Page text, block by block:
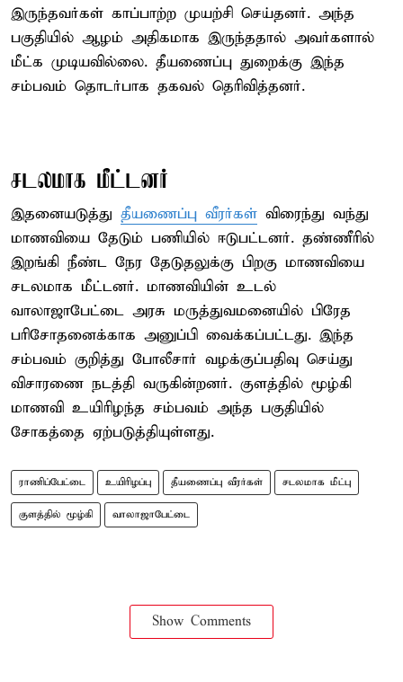
இருந்தவர்கள் காப்பாற்ற முயற்சி செய்தனர். அந்த
பகுதியில் ஆழம் அதிகமாக இருந்ததால் அவர்களால்
மீட்க முடியவில்லை. தீயணைப்பு துறைக்கு இந்த
சம்பவம் தொடர்பாக தகவல் தெரிவித்தனர்.
சடலமாக மீட்டனர்
இதனையடுத்து தீயணைப்பு வீரர்கள் விரைந்து வந்து
மாணவியை தேடும் பணியில் ஈடுபட்டனர். தண்ணீரில்
இறங்கி நீண்ட நேர தேடுதலுக்கு பிறகு மாணவியை
சடலமாக மீட்டனர். மாணவியின் உடல்
வாலாஜாபேட்டை அரசு மருத்துவமனையில் பிரேத
பரிசோதனைக்காக அனுப்பி வைக்கப்பட்டது. இந்த
சம்பவம் குறித்து போலீசார் வழக்குப்பதிவு செய்து
விசாரணை நடத்தி வருகின்றனர். குளத்தில் மூழ்கி
மாணவி உயிரிழந்த சம்பவம் அந்த பகுதியில்
சோகத்தை ஏற்படுத்தியுள்ளது.
ராணிப்பேட்டை உயிரிழப்பு தீயணைப்பு வீரர்கள் சடலமாக மீட்பு
குளத்தில் மூழ்கி வாலாஜாபேட்டை
Show Comments